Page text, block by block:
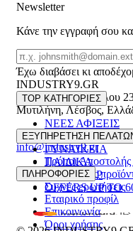
Newsletter
Κάνε την εγγραφή σου
Email
Έχω διαβάσει κι
INDUSTRY9.GR
Ελευθέριου Βενιζέλου
Μυτιλήνη,Λέσβος,
22510 55629
info@industry9.gr
TOP ΚΑΤΗΓΟΡΙΕΣ
ΝΕΕΣ ΑΦΙΞΕΙΣ
ΑΝΔΡΙΚΑ
ΓΥΝΑΙΚΕΙΑ
ΠΑΙΔΙΚΑ
ΑΞΕΣΟΥΑΡ
OFFERS UP TO
ΕΞΥΠΗΡΕΤΗΣΗ
Τρόποι
Επιστροφές
Συχνές ερωτήσεις
ΠΛΗΡΟΦΟΡΙΕΣ
Εταιρικό προφίλ
Επικοινωνία
Όροι χρήσης